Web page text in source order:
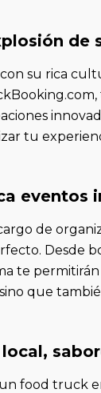
de
con su rica
tu
eventos
de
Desde
te
que
food truck